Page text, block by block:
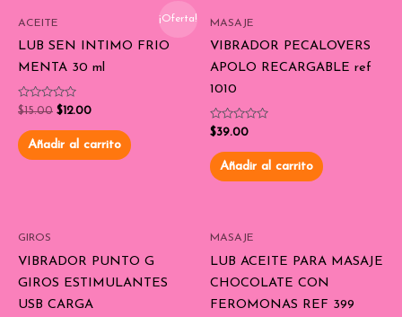
¡Oferta!
ACEITE
LUB SEN INTIMO FRIO
MENTA 30 ml
Valorado
con
de
5
$15.00 $12.00
Añadir al carrito
MASAJE
VIBRADOR PECALOVERS
APOLO RECARGABLE ref
1010
Valorado
con
de
5
$39.00
Añadir al carrito
GIROS
VIBRADOR PUNTO G
GIROS ESTIMULANTES
USB CARGA
MASAJE
LUB ACEITE PARA MASAJE
CHOCOLATE CON
FEROMONAS REF 399